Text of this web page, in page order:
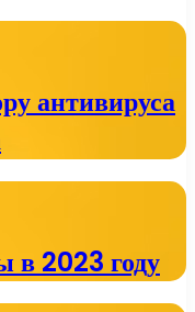
антивируса
в 2023 году